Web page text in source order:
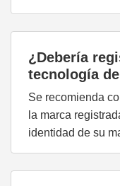
¿Debería
tecnología
Se recomienda
la marca
identidad de su